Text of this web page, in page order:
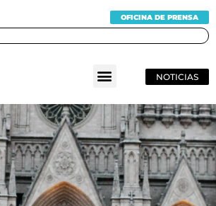
OFICINA DE PRENSA
NOTICIAS